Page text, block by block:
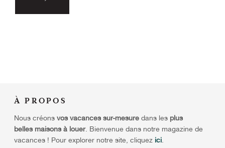
À PROPOS
Nous créons vos vacances sur-mesure dans les plus
belles maisons à louer. Bienvenue dans notre magazine de
vacances ! Pour explorer notre site, cliquez ici